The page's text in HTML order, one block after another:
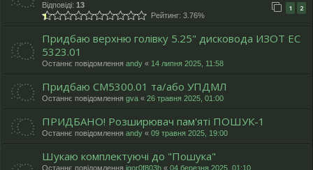
Відповіді: 13 1 2
Рейтинг: 3.76%
Придбаю верхню голівку 5.25" дисковода ИЗОТ ЕC
5323.01
Останнє повідомлення andy « 14 липня 2025, 11:58
Придбаю СМ5300.01 та/або УПДМЛ
Останнє повідомлення gva « 26 травня 2025, 01:00
ПРИДБАНО! Розширювач пам'яті ПОШУК-1
Останнє повідомлення andy « 09 травня 2025, 19:00
Шукаю комплектуючі до "Пошука"
Останнє повідомлення igor0f803h « 04 березня 2025, 01:10